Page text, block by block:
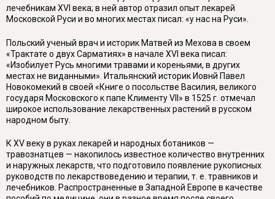
лечебникам XVI века; в ней автор отразил опыт лекарей
Московской Руси и во многих местах писал: «у нас на Руси».
Польский ученый врач и историк Матвей из Мехова в своем
«Трактате о двух Сарматиях» в начале XVI века писал:
«Изобилует Русь многими травами и кореньями, в других
местах не виданными». Итальянский историк Иовнй Павел
Новокомекий в своей «Книге о посольстве Василия, великого
государя Московского к папе Клименту VII» в 1525 г. отмечал
широкое использование лекарственных растений в русском
народном быту.
К XV веку в руках лекарей и народных ботаников —
травознатцев — накопилось известное количество внутренних
и наружных лекарств, что подготовило появление рукописных
руководств по лекарствоведению и терапии, т. е. травников и
лечебников. Распространенные в Западной Европе в качестве